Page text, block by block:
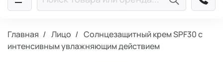
Главная Лицо
Солнцезащитный крем SPF30 с
интенсивным увлажняющим действием